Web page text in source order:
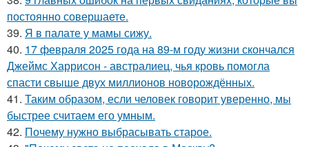
постоянно совершаете.
39. Я в палате у мамы сижу.
40. 17 февраля 2025 года на 89-м году жизни скончался
Джеймс Харрисон - австралиец, чья кровь помогла
спасти свыше двух миллионов новорождённых.
41. Таким образом, если человек говорит уверенно, мы
быстрее считаем его умным.
42. Почему нужно выбрасывать старое.